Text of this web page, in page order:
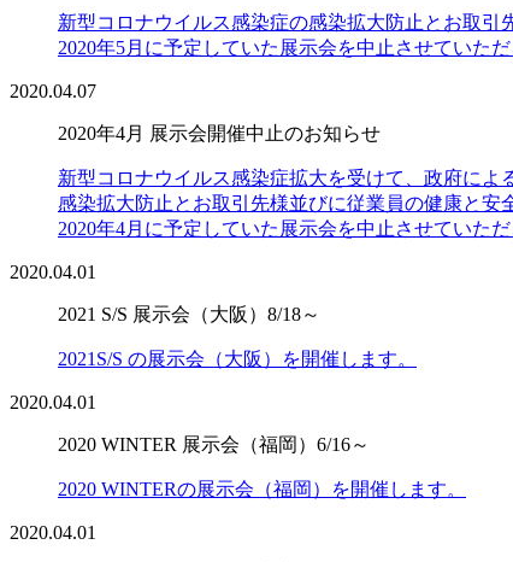
新型コロナウイルス感染症の感染拡大防止とお取引
2020年5月に予定していた展示会を中止させていただ
2020.04.07
2020年4月 展示会開催中止のお知らせ
新型コロナウイルス感染症拡大を受けて、政府によ
感染拡大防止とお取引先様並びに従業員の健康と安
2020年4月に予定していた展示会を中止させていただ
2020.04.01
2021 S/S 展示会（大阪）8/18～
2021S/S の展示会（大阪）を開催します。
2020.04.01
2020 WINTER 展示会（福岡）6/16～
2020 WINTERの展示会（福岡）を開催します。
2020.04.01